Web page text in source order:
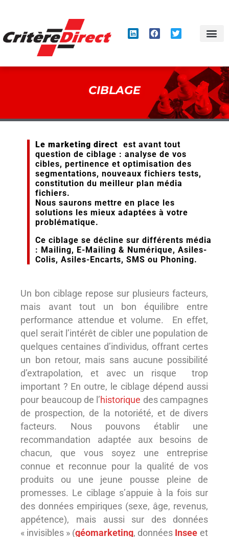
CIBLAGE
Le marketing direct est avant tout
question de ciblage : analyse de vos
cibles, pertinence et optimisation des
segmentations, nouveaux fichiers tests,
constitution du meilleur plan média
fichiers.
Nous saurons mettre en place les
solutions les mieux adaptées à votre
problématique.
Ce ciblage se décline sur différents média
: Mailing, E-Mailing & Numérique, Asiles-
Colis, Asiles-Encarts, SMS ou Phoning.
Un bon ciblage repose sur plusieurs facteurs,
mais avant tout un bon équilibre entre
performance attendue et volume. En effet,
quel serait l’intérêt de cibler une population de
quelques centaines d’individus, offrant certes
un bon retour, mais sans aucune possibilité
d’extrapolation, et avec un risque trop
important ? En outre, le ciblage dépend aussi
pour beaucoup de l’historique des campagnes
de prospection, de la notoriété, et de divers
facteurs. Nous pouvons établir une
recommandation adaptée aux besoins de
chacun, que vous soyez une entreprise
connue et reconnue pour la qualité de vos
produits ou une jeune pousse pleine de
promesses. Le ciblage s’appuie à la fois sur
des données empiriques (sexe, âge, revenus,
appétence), mais aussi sur des données
« invisibles » (géomarketing, données Insee et